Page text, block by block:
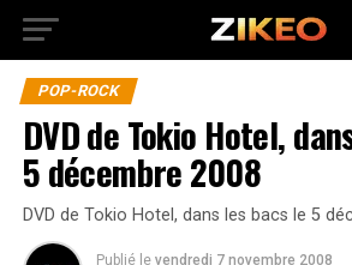
POP-ROCK
DVD de Tokio Hotel,
5 décembre 2008
DVD de Tokio Hotel, dans les bacs le 5
Publié le vendredi 7 novembre 2008